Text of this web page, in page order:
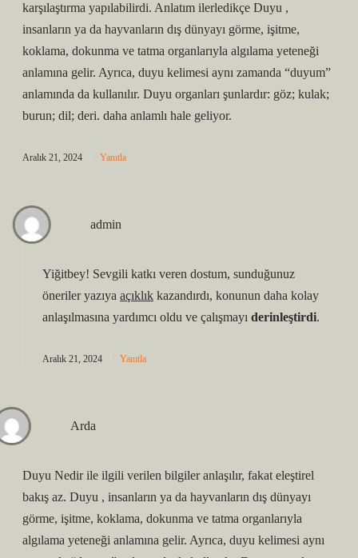
karşılaştırma yapılabilirdi. Anlatım ilerledikçe Duyu ,
insanların ya da hayvanların dış dünyayı görme, işitme,
koklama, dokunma ve tatma organlarıyla algılama yeteneği
anlamına gelir. Ayrıca, duyu kelimesi aynı zamanda “duyum”
anlamında da kullanılır. Duyu organları şunlardır: göz; kulak;
burun; dil; deri. daha anlamlı hale geliyor.
Aralık 21, 2024 Yanıtla
admin
Yiğitbey! Sevgili katkı veren dostum, sunduğunuz
öneriler yazıya açıklık kazandırdı, konunun daha kolay
anlaşılmasına yardımcı oldu ve çalışmayı derinleştirdi.
Aralık 21, 2024 Yanıtla
Arda
Duyu Nedir ile ilgili verilen bilgiler anlaşılır, fakat eleştirel
bakış az. Duyu , insanların ya da hayvanların dış dünyayı
görme, işitme, koklama, dokunma ve tatma organlarıyla
algılama yeteneği anlamına gelir. Ayrıca, duyu kelimesi aynı